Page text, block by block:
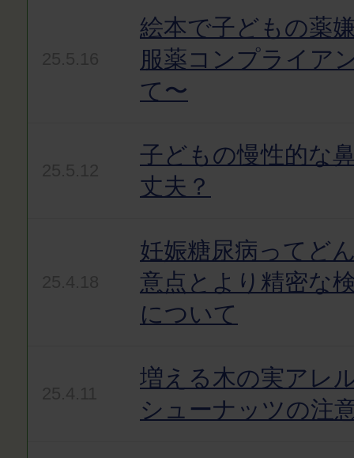
絵本で子どもの薬
服薬コンプライア
て〜
子どもの慢性的な
丈夫？
妊娠糖尿病ってど
意点とより精密な
について
増える木の実アレ
シューナッツの注